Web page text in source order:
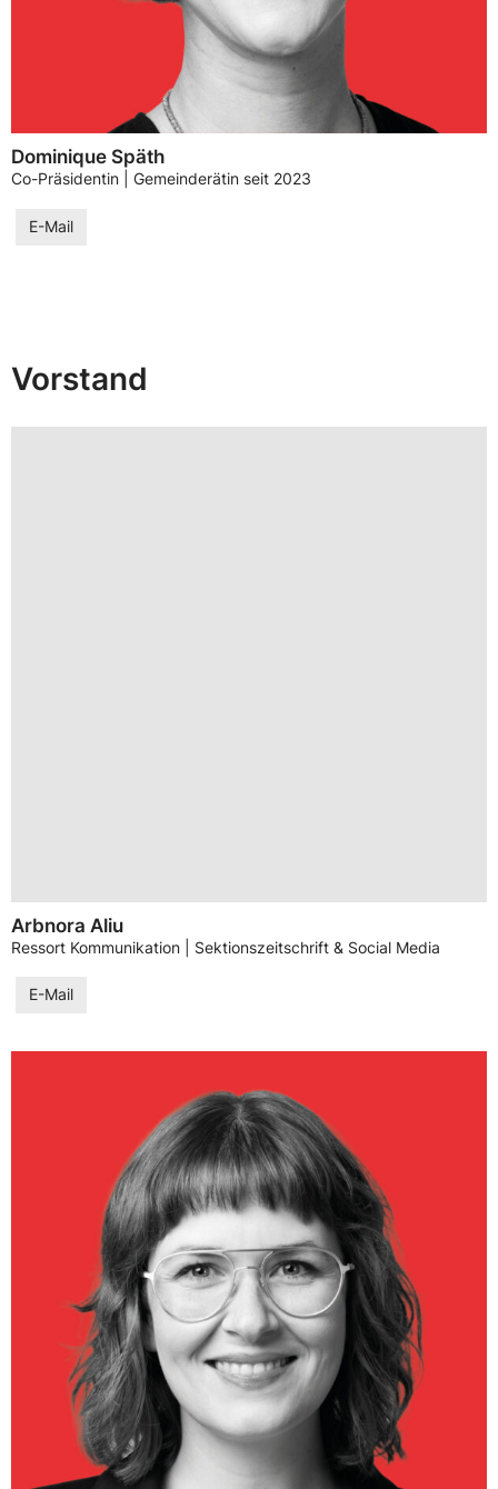
Dominique Späth
Co-Präsidentin | Gemeinderätin seit 2023
E-Mail
Vorstand
Arbnora Aliu
Ressort Kommunikation | Sektionszeitschrift & Social Media
E-Mail